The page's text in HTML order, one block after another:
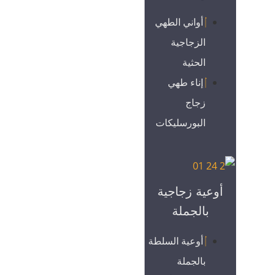
أواني الطهي
الزجاجية
الحثية
إناء طهي
زجاج
البورسليكات
أوعية زجاجية
بالجملة
أوعية السلطة
بالجملة